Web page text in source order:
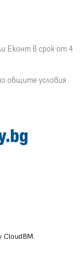
Еконт в срок от 4
общите условия.
CloudBM.